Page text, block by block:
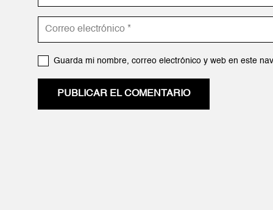
Guarda mi nombre, correo electrónico y web en este
PUBLICAR EL COMENTARIO